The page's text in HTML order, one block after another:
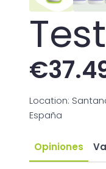
€
Location:
España
Opiniones